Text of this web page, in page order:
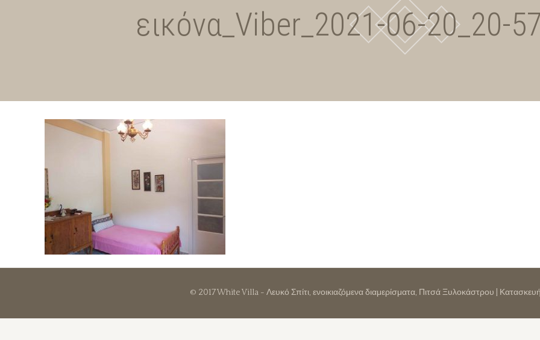
εικόνα_Viber_2021-06-20_20-
© 2017 White Villa - Λευκό Σπίτι, ενοικιαζόμενα διαμερίσματα, Πιτσά Ξυλοκάστρου |